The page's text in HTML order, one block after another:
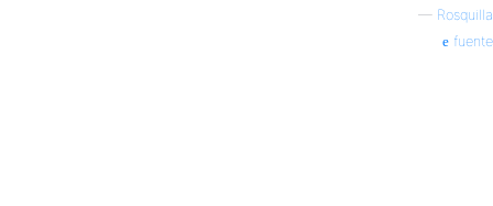
— Rosquilla
fuente